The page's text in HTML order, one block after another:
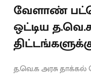
வேளாண்
ஒட்டிய
த.வெ.க அரசு